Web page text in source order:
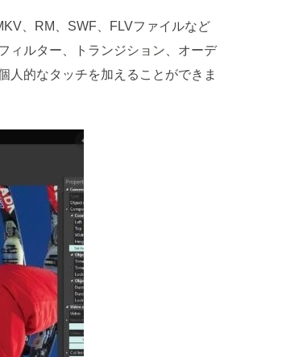
、RM、SWF、FLVファイルなど
ィルター、トランジション、オーデ
人的なタッチを加えることができま